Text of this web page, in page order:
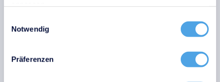
Notwendig
Präferenzen
Rechtsgrundlage sie verarbeitet werden.
Anfragen von
Kunden, Mitarbeitenden oder Behörden lassen
sich sauber beantworten, ohne im Unternehmen